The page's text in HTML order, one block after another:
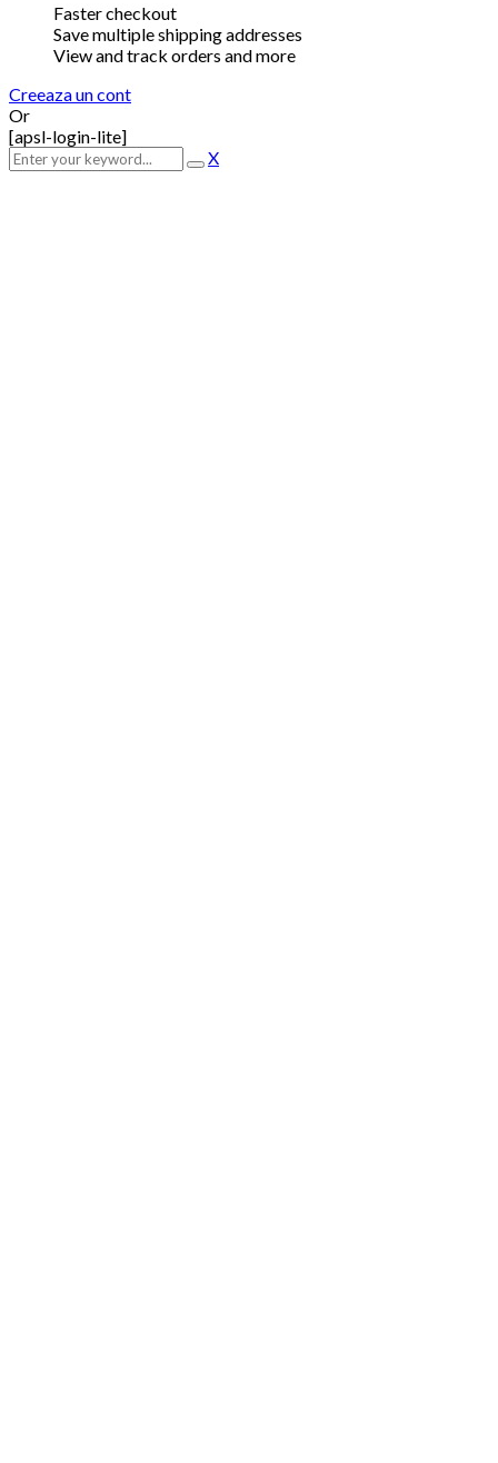
Faster checkout
Save multiple shipping addresses
View and track orders and more
Creeaza un cont
Or
[apsl-login-lite]
X